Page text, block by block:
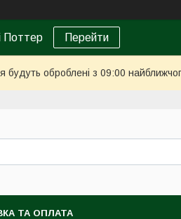
Поттер Перейти
будуть оброблені з 09:00
ТА ОПЛАТА